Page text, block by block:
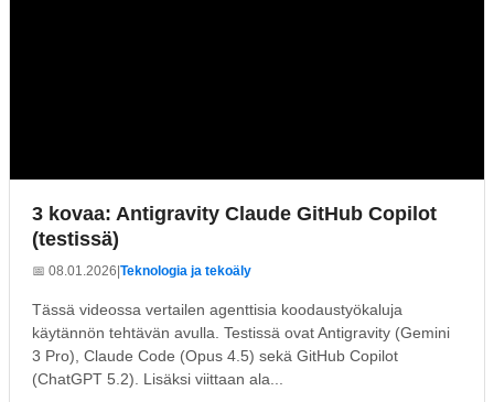
3 kovaa: Antigravity Claude GitHub Copilot
(testissä)
📅 08.01.2026 Teknologia ja tekoäly
Tässä videossa vertailen agenttisia koodaustyökaluja
käytännön tehtävän avulla. Testissä ovat Antigravity (Gemini
3 Pro), Claude Code (Opus 4.5) sekä GitHub Copilot
(ChatGPT 5.2). Lisäksi viittaan ala...